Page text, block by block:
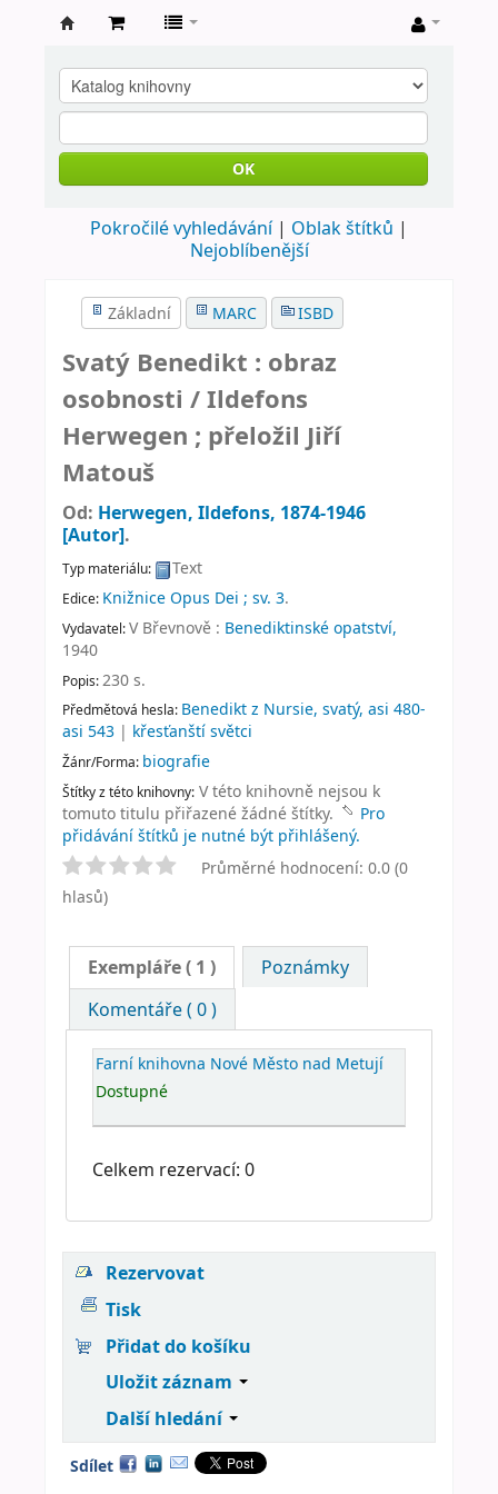
knihovna
Nové
Město
Metují
OK
Pokročilé vyhledávání
Oblak štítků
Nejoblíbenější
Základní MARC ISBD
Svatý Benedikt : obraz
osobnosti /Ildefons
Herwegen ; přeložil Jiří
Matouš
Od: Herwegen, Ildefons, 1874-1946
[Autor].
Typ materiálu: Text
Edice: Knižnice Opus Dei ; sv. 3.
Vydavatel:V Břevnově : Benediktinské opatství,
1940
Popis: 230 s.
Předmětová hesla: Benedikt z Nursie, svatý, asi 480-
asi 543 | křesťanští světci
Žánr/Forma: biografie
Štítky z této knihovny: V této knihovně nejsou k
tomuto titulu přiřazené žádné štítky.
Pro
přidávání štítků je nutné být přihlášený.
Průměrné hodnocení: 0.0 (0
hlasů)
Exempláře( 1 )
Poznámky
Komentáře ( 0 )
Farní knihovna Nové Město nad Metují
Dostupné
Celkem rezervací: 0
Rezervovat
Tisk
Přidat do košíku
Uložit záznam
Další hledání
Sdílet